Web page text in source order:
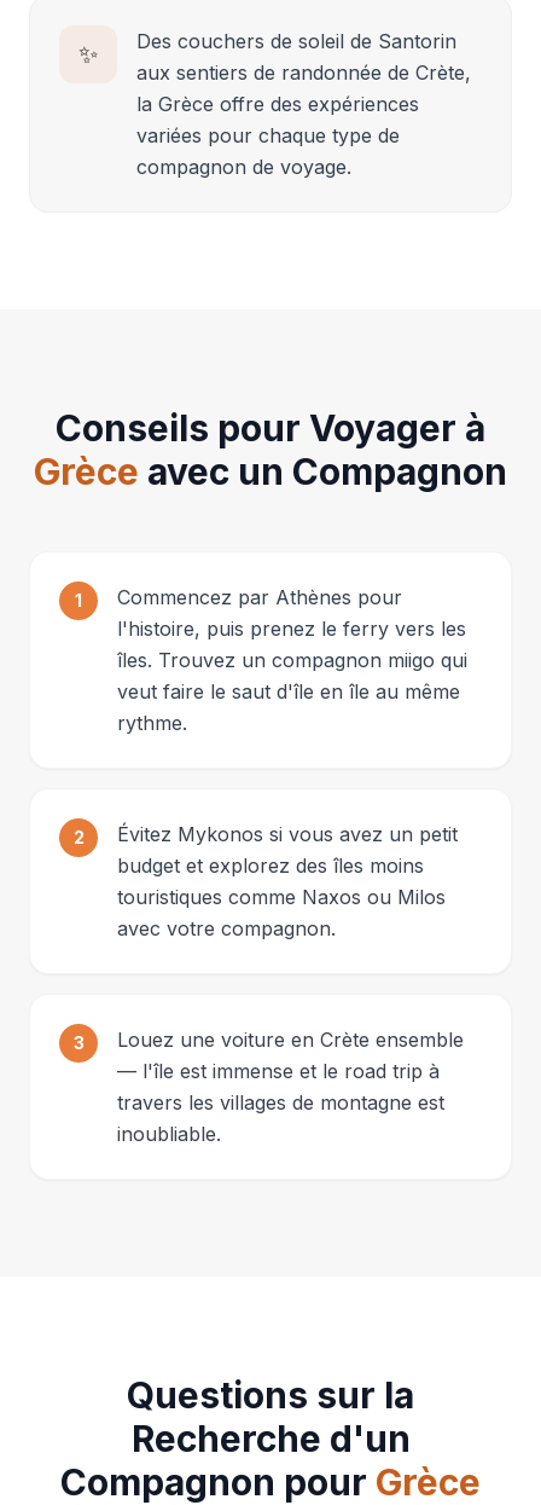
✨
Des couchers de soleil de Santorin
aux sentiers de randonnée de Crète,
la Grèce offre des expériences
variées pour chaque type de
compagnon de voyage.
Conseils pour Voyager à
Grèce avec un Compagnon
1
Commencez par Athènes pour
l'histoire, puis prenez le ferry vers les
îles. Trouvez un compagnon miigo qui
veut faire le saut d'île en île au même
rythme.
2
Évitez Mykonos si vous avez un petit
budget et explorez des îles moins
touristiques comme Naxos ou Milos
avec votre compagnon.
3
Louez une voiture en Crète ensemble
— l'île est immense et le road trip à
travers les villages de montagne est
inoubliable.
Questions sur la
Recherche d'un
Compagnon pour Grèce